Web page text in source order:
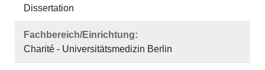
Dissertation
Fachbereich/Einrichtung:
Charité - Universitätsmedizin Berlin